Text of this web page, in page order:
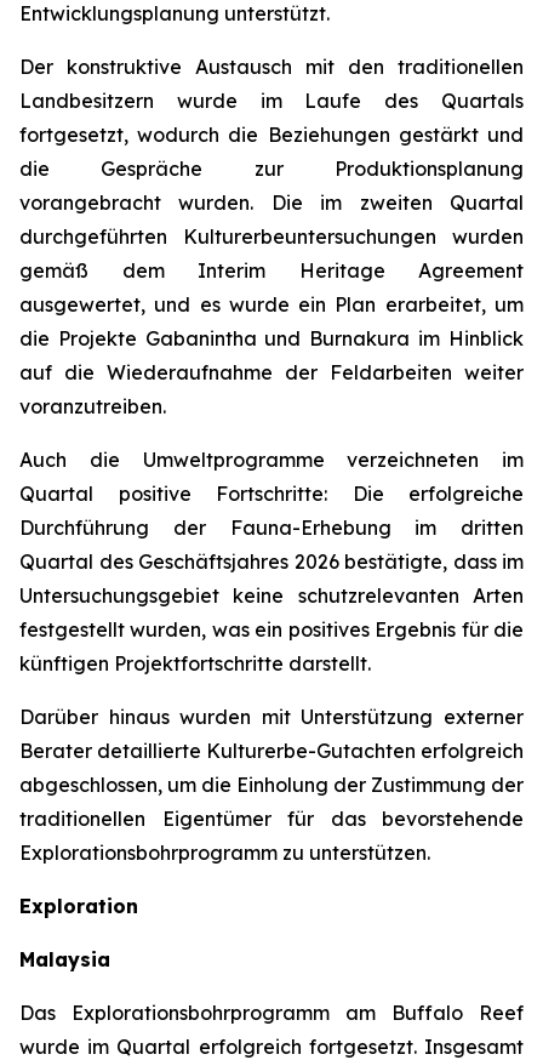
Entwicklungsplanung unterstützt.
Der konstruktive Austausch mit den traditionellen
Landbesitzern wurde im Laufe des Quartals
fortgesetzt, wodurch die Beziehungen gestärkt und
die Gespräche zur Produktionsplanung
vorangebracht wurden. Die im zweiten Quartal
durchgeführten Kulturerbeuntersuchungen wurden
gemäß dem Interim Heritage Agreement
ausgewertet, und es wurde ein Plan erarbeitet, um
die Projekte Gabanintha und Burnakura im Hinblick
auf die Wiederaufnahme der Feldarbeiten weiter
voranzutreiben.
Auch die Umweltprogramme verzeichneten im
Quartal positive Fortschritte: Die erfolgreiche
Durchführung der Fauna-Erhebung im dritten
Quartal des Geschäftsjahres 2026 bestätigte, dass im
Untersuchungsgebiet keine schutzrelevanten Arten
festgestellt wurden, was ein positives Ergebnis für die
künftigen Projektfortschritte darstellt.
Darüber hinaus wurden mit Unterstützung externer
Berater detaillierte Kulturerbe-Gutachten erfolgreich
abgeschlossen, um die Einholung der Zustimmung der
traditionellen Eigentümer für das bevorstehende
Explorationsbohrprogramm zu unterstützen.
Exploration
Malaysia
Das Explorationsbohrprogramm am Buffalo Reef
wurde im Quartal erfolgreich fortgesetzt. Insgesamt